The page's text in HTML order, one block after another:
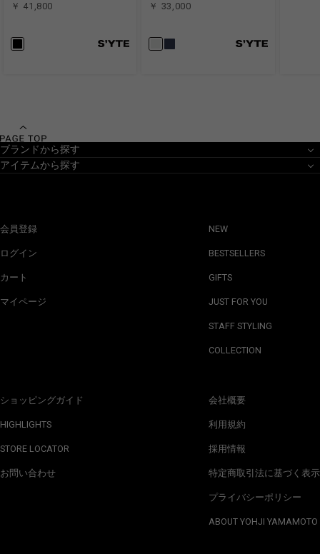
￥ 41,800
￥ 33,000
ブランドから探す
アイテムから探す
会員登録
ログイン
カート
マイページ
ショッピングガイド
HIGHLIGHTS
STORE LOCATOR
お問い合わせ
NEW
BESTSELLERS
GIFTS
JUST FOR YOU
STAFF STYLING
COLLECTION
会社概要
利用規約
採用情報
特定商取引法に基づく表示
プライバシーポリシー
ABOUT YOHJI YAMAMOTO